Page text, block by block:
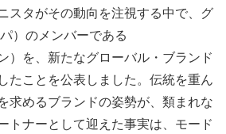
スタがその動向を注視する中で、グ
）のメンバーである
）を、新たなグローバル・ブランド
たことを公表しました。伝統を重ん
求めるブランドの姿勢が、類まれな
トナーとして迎えた事実は、モード